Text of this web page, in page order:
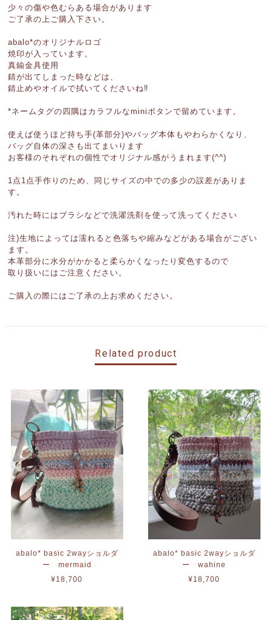
少々の傷や色むらある場合があります
ご了承の上ご購入下さい。
abalo*のオリジナルロゴ
焼印が入っています。
真鍮金具使用
錆が出てしまった時などは、
錆止めやオイルで拭いてくださいね‼︎
*ネームタグの四隅はカラフルなminiボタンで留めています。
使えば使うほど持ち手(革部分)やバッグ本体もやわらかくなり、
バッグ自体の深さも出てまいります
お客様のそれぞれの個性でオリジナル感がうまれます(^^)
1点1点手作りのため、同じサイズの中での多少の誤差がありま
す。
汚れた時にはブラシなどで洗濯洗剤を使って洗ってください
注)生地によっては濡れると色落ちや縮みなどがある場合がござい
ます。
本革部分に水分がかかると柔らかくなったり変色するので
取り扱いにはご注意ください。
ご購入の際にはご了承の上お求めください。
Related product
abalo* basic 2wayショルダ
ー mermaid
¥18,700
abalo* basic 2wayショルダ
ー wahine
¥18,700